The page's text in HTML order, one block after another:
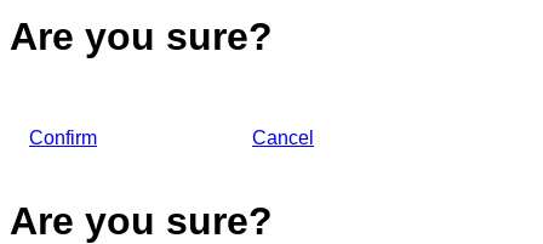
Are you sure?
Confirm Cancel
Are you sure?